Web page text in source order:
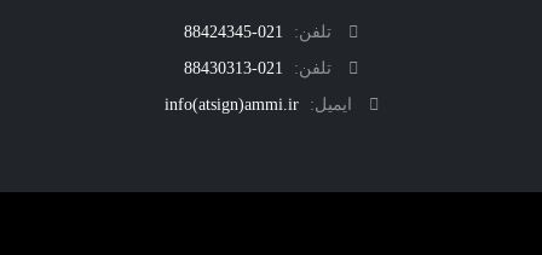
تلفن:
021-88424345
تلفن:
021-88430313
ایمیل:
info(atsign)ammi.ir